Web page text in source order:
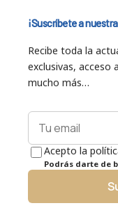
¡Suscríbete a
Recibe toda la
exclusivas, acceso
mucho más…
Acepto la
Podrás darte de